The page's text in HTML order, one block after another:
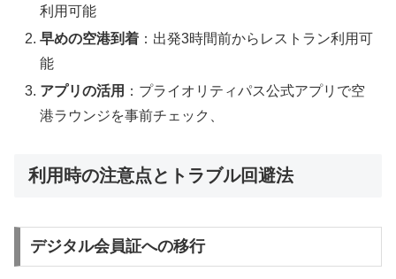
利用可能
早めの空港到着 ：出発3時間前からレストラン利用可
能
アプリの活用 ：プライオリティパス公式アプリで空
港ラウンジを事前チェック、
利用時の注意点とトラブル回避法
デジタル会員証への移行